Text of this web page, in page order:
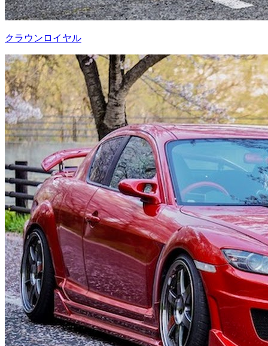
クラウンロイヤル